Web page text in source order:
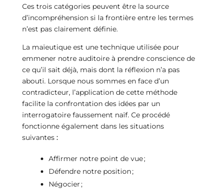
Ces trois catégories peuvent être la source
d’incompréhension si la frontière entre les termes
n’est pas clairement définie.
La maïeutique est une technique utilisée pour
emmener notre auditoire à prendre conscience de
ce qu’il sait déjà, mais dont la réflexion n’a pas
abouti. Lorsque nous sommes en face d’un
contradicteur, l’application de cette méthode
facilite la confrontation des idées par un
interrogatoire faussement naïf. Ce procédé
fonctionne également dans les situations
suivantes :
Affirmer notre point de vue ;
Défendre notre position ;
Négocier ;